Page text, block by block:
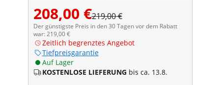
208,00 €219,00 €
Der günstigste Preis in den 30 Tagen vor dem Rabatt
war: 219,00 €
Zeitlich begrenztes Angebot
Tiefpreisgarantie
Auf Lager
KOSTENLOSE LIEFERUNG bis ca. 13.8.